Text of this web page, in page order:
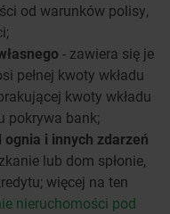
od warunków polisy,
- zawiera się je
pełnej kwoty wkładu
kwoty wkładu
pokrywa bank;
i innych zdarzeń
lub dom spłonie,
więcej na ten
nieruchomości pod